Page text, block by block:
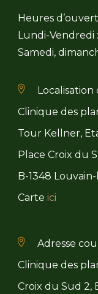
Heures
Lundi-Vendredi
Samedi,
Localisation
Clinique des
Tour Kellner,
Place Croix du
B-1348
Carte ici
Adresse
Clinique des
Croix du Sud 2,